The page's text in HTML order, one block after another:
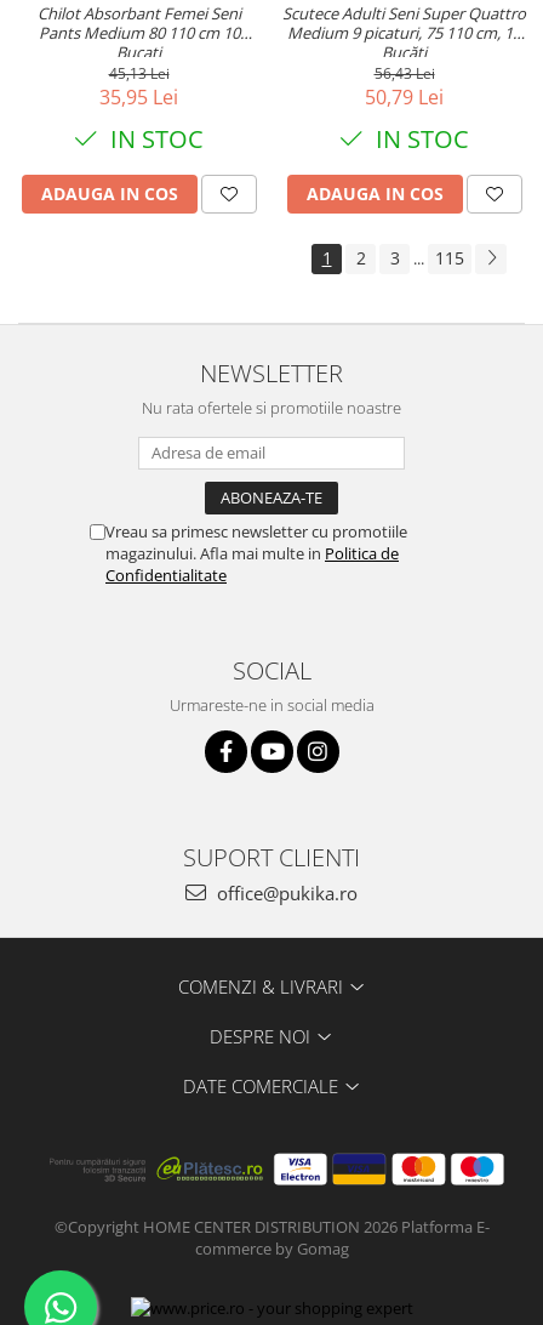
Chilot Absorbant Femei Seni
Pants Medium 80 110 cm 10
Bucati
45,13 Lei
35,95 Lei
IN STOC
ADAUGA IN COS
Scutece Adulti Seni Super Quattro
Medium 9 picaturi, 75 110 cm, 10
Bucăți
56,43 Lei
50,79 Lei
IN STOC
ADAUGA IN COS
1 2 3 ... 115
NEWSLETTER
Nu rata ofertele si promotiile noastre
Vreau sa primesc newsletter cu promotiile
magazinului. Afla mai multe in Politica de
Confidentialitate
SOCIAL
Urmareste-ne in social media
SUPORT CLIENTI
office@pukika.ro
COMENZI & LIVRARI
DESPRE NOI
DATE COMERCIALE
©Copyright HOME CENTER DISTRIBUTION 2026 Platforma E-
commerce by Gomag